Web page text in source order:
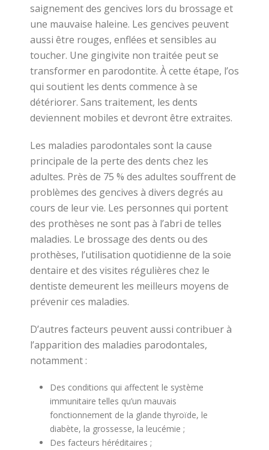
saignement des gencives lors du brossage et
une mauvaise haleine. Les gencives peuvent
aussi être rouges, enflées et sensibles au
toucher. Une gingivite non traitée peut se
transformer en parodontite. À cette étape, l’os
qui soutient les dents commence à se
détériorer. Sans traitement, les dents
deviennent mobiles et devront être extraites.
Les maladies parodontales sont la cause
principale de la perte des dents chez les
adultes. Près de 75 % des adultes souffrent de
problèmes des gencives à divers degrés au
cours de leur vie. Les personnes qui portent
des prothèses ne sont pas à l’abri de telles
maladies. Le brossage des dents ou des
prothèses, l’utilisation quotidienne de la soie
dentaire et des visites régulières chez le
dentiste demeurent les meilleurs moyens de
prévenir ces maladies.
D’autres facteurs peuvent aussi contribuer à
l’apparition des maladies parodontales,
notamment :
Des conditions qui affectent le système
immunitaire telles qu’un mauvais
fonctionnement de la glande thyroïde, le
diabète, la grossesse, la leucémie ;
Des facteurs héréditaires ;